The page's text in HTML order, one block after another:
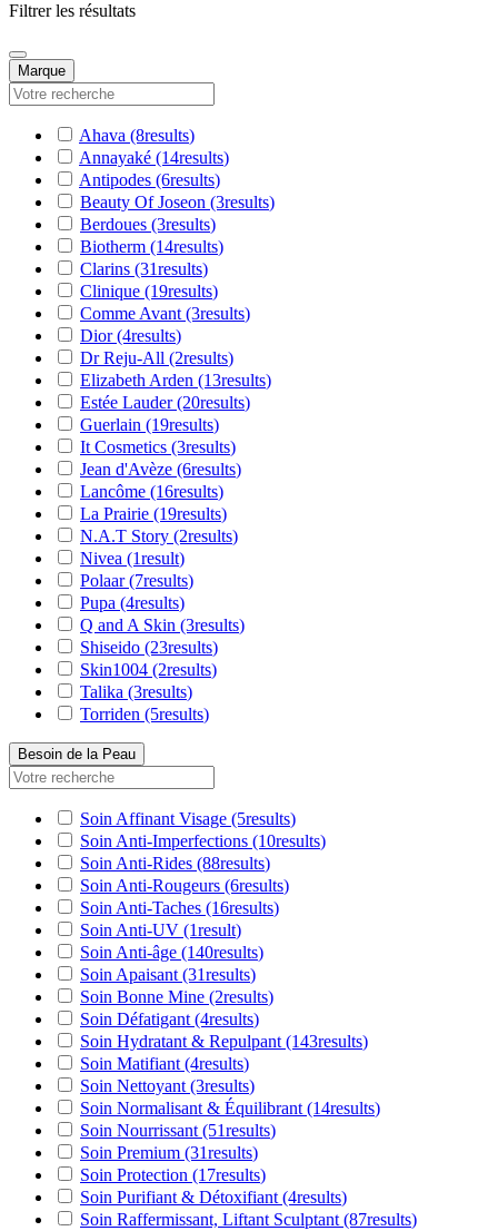
Filtrer les résultats
Marque
Ahava (8results)
Annayaké (14results)
Antipodes (6results)
Beauty Of Joseon (3results)
Berdoues (3results)
Biotherm (14results)
Clarins (31results)
Clinique (19results)
Comme Avant (3results)
Dior(4results)
Dr Reju-All (2results)
Elizabeth Arden (13results)
Estée Lauder(20results)
Guerlain (19results)
It Cosmetics (3results)
Jean d'Avèze (6results)
Lancôme (16results)
La Prairie (19results)
N.A.T Story (2results)
Nivea (1result)
Polaar(7results)
Pupa (4results)
Q and A Skin (3results)
Shiseido (23results)
Skin1004 (2results)
Talika (3results)
Torriden (5results)
Besoin de la Peau
Soin Affinant Visage (5results)
Soin Anti-Imperfections (10results)
Soin Anti-Rides (88results)
Soin Anti-Rougeurs (6results)
Soin Anti-Taches (16results)
Soin Anti-UV (1result)
Soin Anti-âge (140results)
Soin Apaisant (31results)
Soin Bonne Mine (2results)
Soin Défatigant (4results)
Soin Hydratant & Repulpant (143results)
Soin Matifiant (4results)
Soin Nettoyant (3results)
Soin Normalisant & Équilibrant (14results)
Soin Nourrissant (51results)
Soin Premium (31results)
Soin Protection (17results)
Soin Purifiant & Détoxifiant (4results)
Soin Raffermissant, Liftant Sculptant (87results)